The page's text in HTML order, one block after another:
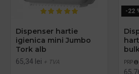
Dispenser hartie
igienica mini Jumbo
Tork alb
65,34 lei + TVA
-22
PRP